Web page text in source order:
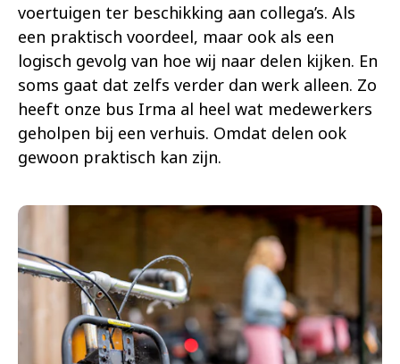
voertuigen ter beschikking aan collega’s. Als
een praktisch voordeel, maar ook als een
logisch gevolg van hoe wij naar delen kijken. En
soms gaat dat zelfs verder dan werk alleen. Zo
heeft onze bus Irma al heel wat medewerkers
geholpen bij een verhuis. Omdat delen ook
gewoon praktisch kan zijn.